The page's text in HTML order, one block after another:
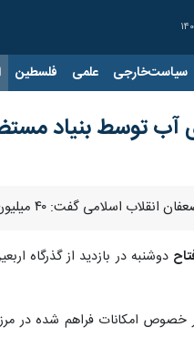
سیاست‌خارجی علمی فلسطین
رسانی به زائران اربعین حسینی در مرزهای هشت گانه تامین و توزیع شد.
دوشنبه در بازدید از گذرگاه
خصوص امکانات فراهم شده در